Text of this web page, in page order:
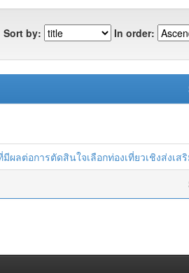
Sort by: In order:
มีผลต่อการตัดสินใจเลือกท่องเที่ยวเชิงส่ง